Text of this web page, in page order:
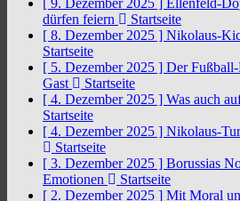
[ 9. Dezember 2025 ] Ellenfeld-
dürfen feiern
Startseite
[ 8. Dezember 2025 ] Nikolaus-
Startseite
[ 5. Dezember 2025 ] Der
Gast
Startseite
[ 4. Dezember 2025 ] Was auch
Startseite
[ 4. Dezember 2025 ] Nikolaus-
Startseite
[ 3. Dezember 2025 ] Borussias
Emotionen
Startseite
[ 2. Dezember 2025 ] Mit Moral